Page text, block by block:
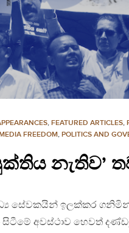
, FEATURED ARTICLES,
FREEDOM, POLITICS AND
නැතිව’
සේවකයින් ඉලක්කර
අවස්ථාව හෙවත්